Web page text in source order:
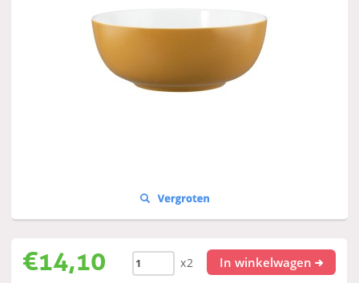
€14,10 x2 In winkelwagen